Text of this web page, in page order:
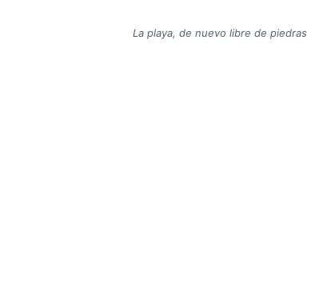
La playa, de nuevo libre de piedras